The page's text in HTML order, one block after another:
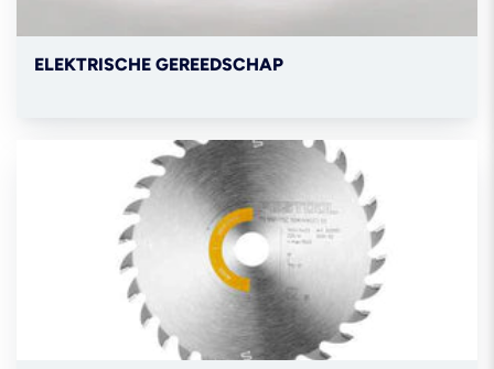
ELEKTRISCHE GEREEDSCHAP